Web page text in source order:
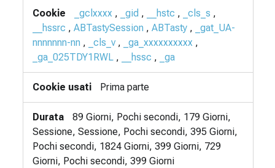
_gclxxxx , _gid , __hstc , _cls_s ,
__hssrc , ABTastySession , ABTasty ,
_gat_UA-
nnnnnnn-nn , _cls_v , _ga_xxxxxxxxxx ,
_ga_025TDY1RWL , __hssc , _ga
Prima parte
89 Giorni, Pochi secondi, 179 Giorni,
Sessione, Sessione, Pochi secondi, 395 Giorni,
Pochi secondi, 1824 Giorni, 399 Giorni, 729
Giorni, Pochi secondi, 399 Giorni